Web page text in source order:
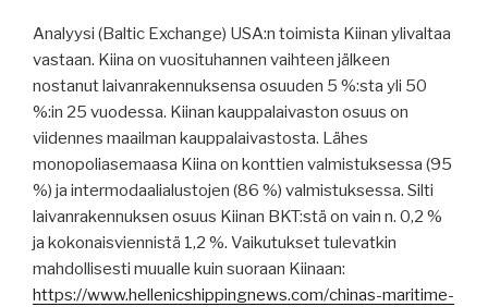
Analyysi (Baltic Exchange) USA:n toimista Kiinan ylivaltaa
vastaan. Kiina on vuosituhannen vaihteen jälkeen
nostanut laivanrakennuksensa osuuden 5 %:sta yli 50
%:in 25 vuodessa. Kiinan kauppalaivaston osuus on
viidennes maailman kauppalaivastosta. Lähes
monopoliasemaasa Kiina on konttien valmistuksessa (95
%) ja intermodaalialustojen (86 %) valmistuksessa. Silti
laivanrakennuksen osuus Kiinan BKT:stä on vain n. 0,2 %
ja kokonaisviennistä 1,2 %. Vaikutukset tulevatkin
mahdollisesti muualle kuin suoraan Kiinaan:
https://www.hellenicshippingnews.com/chinas-maritime-